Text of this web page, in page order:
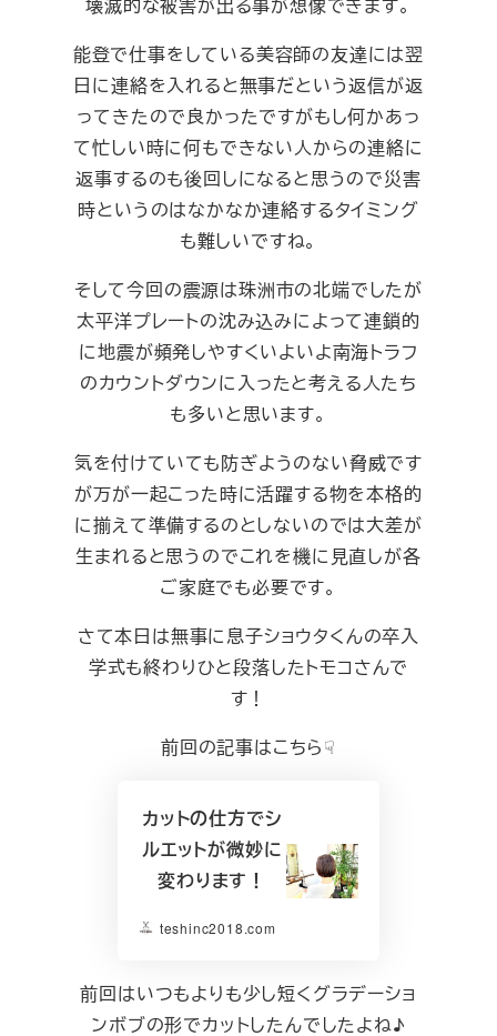
壊滅的な被害が出る事が想像できます。
能登で仕事をしている美容師の友達には翌
日に連絡を入れると無事だという返信が返
ってきたので良かったですがもし何かあっ
て忙しい時に何もできない人からの連絡に
返事するのも後回しになると思うので災害
時というのはなかなか連絡するタイミング
も難しいですね。
そして今回の震源は珠洲市の北端でしたが
太平洋プレートの沈み込みによって連鎖的
に地震が頻発しやすくいよいよ南海トラフ
のカウントダウンに入ったと考える人たち
も多いと思います。
気を付けていても防ぎようのない脅威です
が万が一起こった時に活躍する物を本格的
に揃えて準備するのとしないのでは大差が
生まれると思うのでこれを機に見直しが各
ご家庭でも必要です。
さて本日は無事に息子ショウタくんの卒入
学式も終わりひと段落したトモコさんで
す！
前回の記事はこちら☟
カットの仕方でシ
ルエットが微妙に
変わります！
teshinc2018.com
前回はいつもよりも少し短くグラデーショ
ンボブの形でカットしたんでしたよね♪